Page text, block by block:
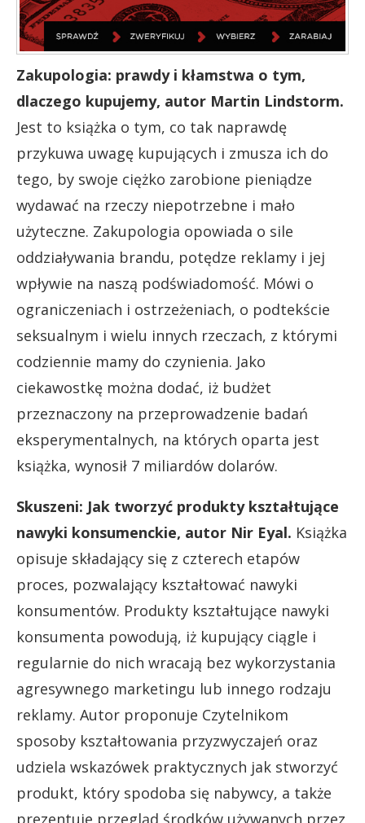
Zakupologia: prawdy i kłamstwa o tym,
dlaczego kupujemy, autor Martin Lindstorm.
Jest to książka o tym, co tak naprawdę
przykuwa uwagę kupujących i zmusza ich do
tego, by swoje ciężko zarobione pieniądze
wydawać na rzeczy niepotrzebne i mało
użyteczne. Zakupologia opowiada o sile
oddziaływania brandu, potędze reklamy i jej
wpływie na naszą podświadomość. Mówi o
ograniczeniach i ostrzeżeniach, o podtekście
seksualnym i wielu innych rzeczach, z którymi
codziennie mamy do czynienia. Jako
ciekawostkę można dodać, iż budżet
przeznaczony na przeprowadzenie badań
eksperymentalnych, na których oparta jest
książka, wynosił 7 miliardów dolarów.
Skuszeni: Jak tworzyć produkty kształtujące
nawyki konsumenckie, autor Nir Eyal. Książka
opisuje składający się z czterech etapów
proces, pozwalający kształtować nawyki
konsumentów. Produkty kształtujące nawyki
konsumenta powodują, iż kupujący ciągle i
regularnie do nich wracają bez wykorzystania
agresywnego marketingu lub innego rodzaju
reklamy. Autor proponuje Czytelnikom
sposoby kształtowania przyzwyczajeń oraz
udziela wskazówek praktycznych jak stworzyć
produkt, który spodoba się nabywcy, a także
prezentuje przegląd środków używanych przez